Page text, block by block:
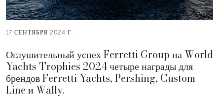
17 СЕНТЯБРЯ 2024 Г.
Оглушительный успех Ferretti Group на World
Yachts Trophies 2024 четыре награды для
брендов Ferretti Yachts, Pershing, Custom
Line и Wally.